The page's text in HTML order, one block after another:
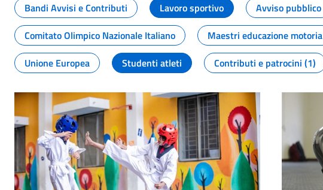
Bandi Avvisi e Contributi
Lavoro sportivo Avviso pubblico
Comitato Olimpico Nazionale Italiano
Maestri educazione motoria
Unione Europea
Studenti atleti Contributi e patrocini (1)